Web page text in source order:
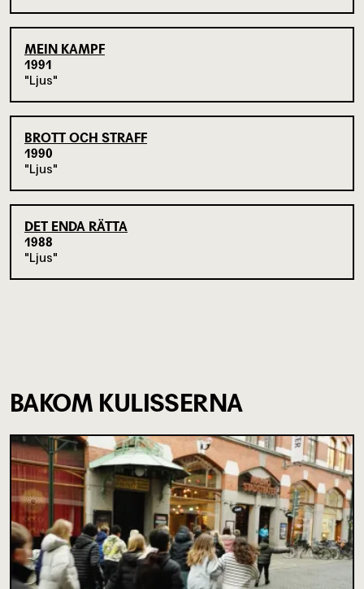
MEIN KAMPF
1991
Ljus
BROTT OCH STRAFF
1990
Ljus
DET ENDA RÄTTA
1988
Ljus
BAKOM KULISSERNA